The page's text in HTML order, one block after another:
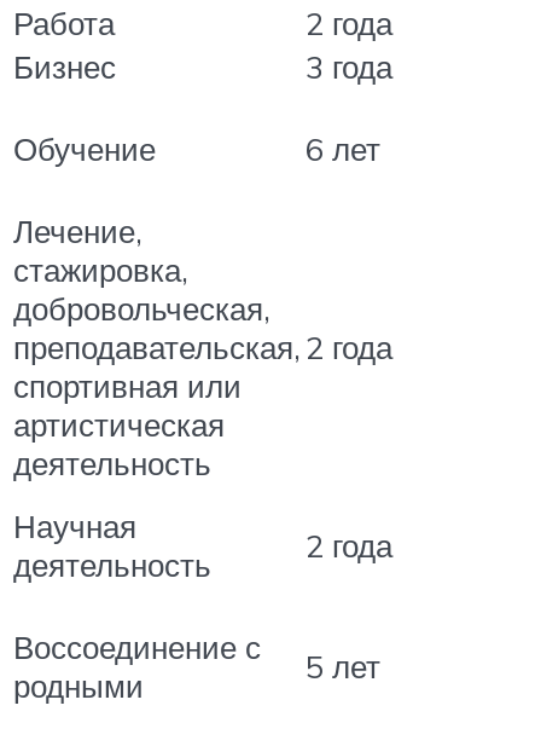
Работа
2 года
Бизнес
3 года
Обучение 6 лет
Лечение,
стажировка,
добровольческая,
преподавательская,
спортивная или
артистическая
деятельность
2 года
Научная
деятельность
2 года
Воссоединение с
родными
5 лет